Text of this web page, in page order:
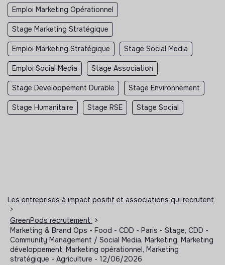
Emploi Marketing Opérationnel
Stage Marketing Stratégique
Emploi Marketing Stratégique Stage Social Media
Emploi Social Media Stage Association
Stage Developpement Durable Stage Environnement
Stage Humanitaire Stage RSE Stage Social
Les entreprises à impact positif et associations qui recrutent
>
GreenPods recrutement
>
Marketing & Brand Ops - Food - CDD - Paris - Stage, CDD -
Community Management / Social Media, Marketing, Marketing
développement, Marketing opérationnel, Marketing
stratégique - Agriculture - 12/06/2026